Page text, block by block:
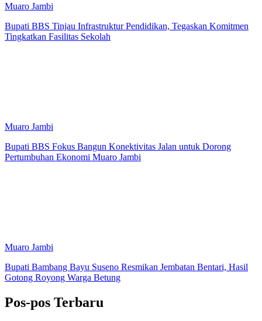
Muaro Jambi
Bupati BBS Tinjau Infrastruktur Pendidikan, Tegaskan Komitmen
Tingkatkan Fasilitas Sekolah
Muaro Jambi
Bupati BBS Fokus Bangun Konektivitas Jalan untuk Dorong
Pertumbuhan Ekonomi Muaro Jambi
Muaro Jambi
Bupati Bambang Bayu Suseno Resmikan Jembatan Bentari, Hasil
Gotong Royong Warga Betung
Pos-pos Terbaru